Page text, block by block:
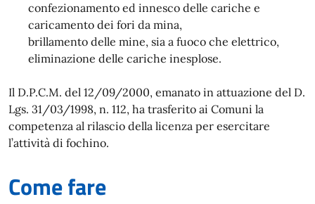
confezionamento ed innesco delle cariche e
caricamento dei fori da mina,
brillamento delle mine, sia a fuoco che elettrico,
eliminazione delle cariche inesplose.
Il D.P.C.M. del 12/09/2000, emanato in attuazione del D.
Lgs. 31/03/1998, n. 112, ha trasferito ai Comuni la
competenza al rilascio della licenza per esercitare
l’attività di fochino.
Come fare